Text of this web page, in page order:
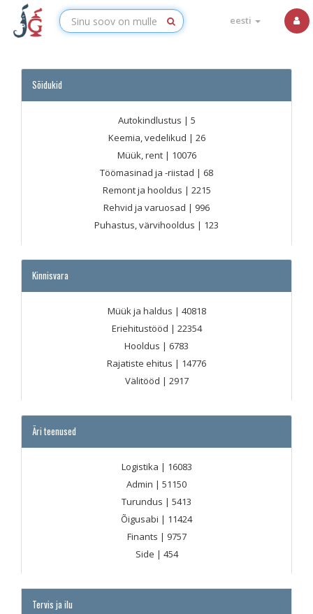
eesti
Sõidukid
Autokindlustus | 5
Keemia, vedelikud | 26
Müük, rent | 10076
Töömasinad ja -riistad | 68
Remont ja hooldus | 2215
Rehvid ja varuosad | 996
Puhastus, värvihooldus | 123
Kinnisvara
Müük ja haldus | 40818
Eriehitustööd | 22354
Hooldus | 6783
Rajatiste ehitus | 14776
Välitööd | 2917
Äri teenused
Logistika | 16083
Admin | 51150
Turundus | 5413
Õigusabi | 11424
Finants | 9757
Side | 454
Tervis ja ilu